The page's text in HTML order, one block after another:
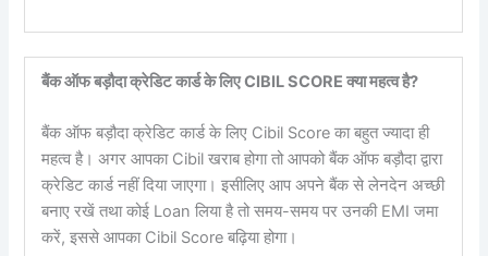
बैंक ऑफ बड़ौदा क्रेडिट कार्ड के लिए CIBIL SCORE क्या महत्व है?
बैंक ऑफ बड़ौदा क्रेडिट कार्ड के लिए Cibil Score का बहुत ज्यादा ही
महत्व है। अगर आपका Cibil खराब होगा तो आपको बैंक ऑफ बड़ौदा द्वारा
क्रेडिट कार्ड नहीं दिया जाएगा। इसीलिए आप अपने बैंक से लेनदेन अच्छी
बनाए रखें तथा कोई Loan लिया है तो समय-समय पर उनकी EMI जमा
करें, इससे आपका Cibil Score बढ़िया होगा।